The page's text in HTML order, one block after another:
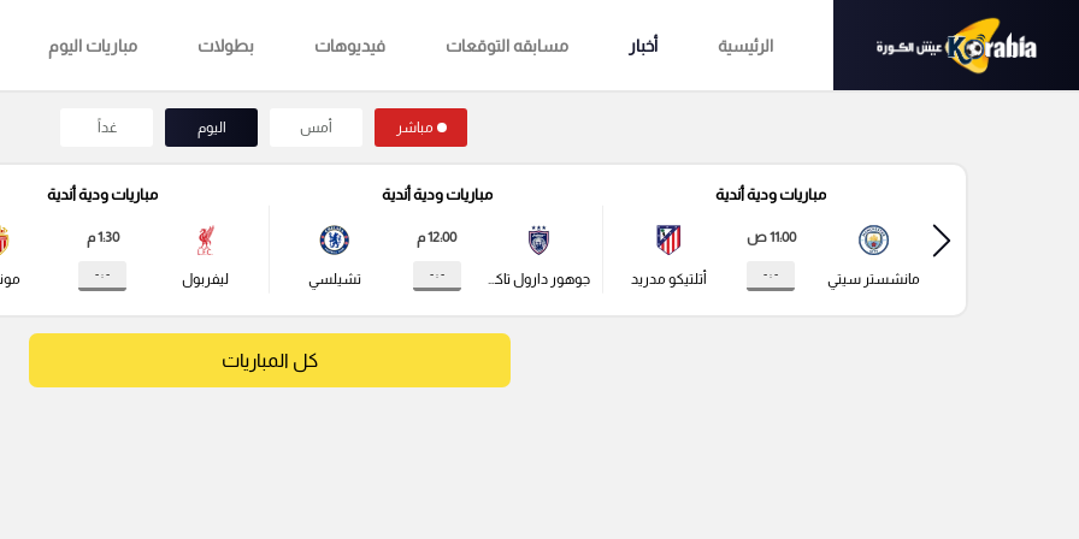
الرئيسية أخبار مسابقه التوقعات فيديوهات بطولات مباريات اليوم
مباشر أمس اليوم غداً
مباريات ودية أندية
مانشستر سيتي
11:00 ص
- : - أتلتيكو مدريد
مباريات ودية أندية
جوهور دارول تاكزيم
12:00 م
- : - تشيلسي
مباريات ودية أندية
ليفربول
1:30 م
- : -
كل المباريات